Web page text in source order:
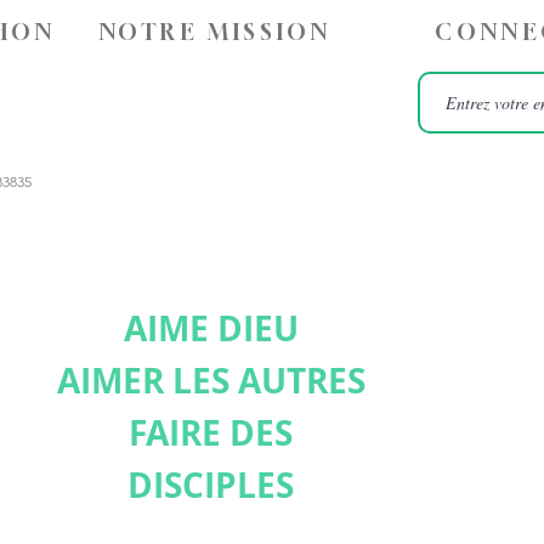
NOTRE MISSION
AIME DIEU
AIMER LES AUTRES
FAIRE DES
DISCIPLES